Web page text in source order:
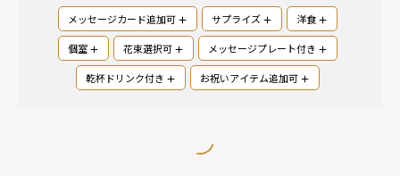
メッセージカード追加可 サプライズ 洋食
個室 花束選択可 メッセージプレート付き
乾杯ドリンク付き お祝いアイテム追加可